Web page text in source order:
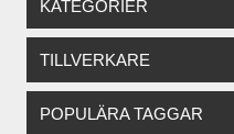
KATEGORIER
TILLVERKARE
POPULÄRA TAGGAR